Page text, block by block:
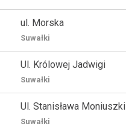
ul. Morska
Suwałki
Ul. Królowej Jadwigi
Suwałki
Ul. Stanisława Moniuszki
Suwałki